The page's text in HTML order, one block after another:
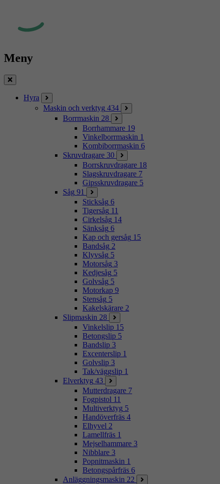
Meny
Stäng
Hyra
Maskin och verktyg 434
Borrmaskin 28
Borrhammare 19
Vinkelborrmaskin 1
Kombiborrmaskin 6
Skruvdragare 30
Borrskruvdragare 18
Slagskruvdragare 7
Gipsskruvdragare 5
Såg 91
Sticksåg 6
Tigersåg 11
Cirkelsåg 14
Sänksåg 6
Kap och gersåg 15
Bandsåg 2
Klyvsåg 5
Motorsåg 3
Kedjesåg 5
Golvsåg 5
Motorkap 9
Stensåg 5
Kakelskärare 2
Slipmaskin 28
Vinkelslip 15
Betongslip 5
Bandslip 3
Excenterslip 1
Golvslip 3
Tak/väggslip 1
Elverktyg 43
Mutterdragare 7
Fogpistol 11
Multiverktyg 5
Handöverfräs 4
Elhyvel 2
Lamellfräs 1
Mejselhammare 3
Nibblare 3
Popnitmaskin 1
Betongspårfräs 6
Anläggningsmaskin 22